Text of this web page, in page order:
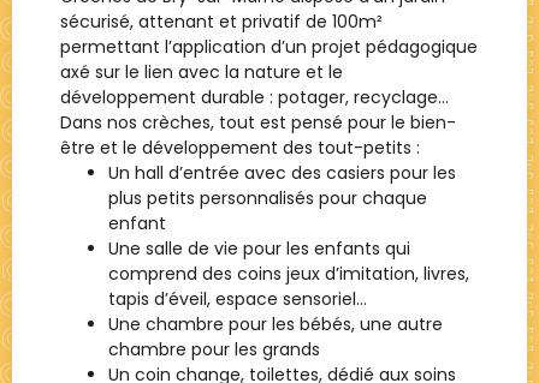
sécurisé, attenant et privatif de 100m²
permettant l’application d’un projet pédagogique
axé sur le lien avec la nature et le
développement durable : potager, recyclage…
Dans nos crèches, tout est pensé pour le bien-
être et le développement des tout-petits :
Un hall d’entrée avec des casiers pour les
plus petits personnalisés pour chaque
enfant
Une salle de vie pour les enfants qui
comprend des coins jeux d’imitation, livres,
tapis d’éveil, espace sensoriel…
Une chambre pour les bébés, une autre
chambre pour les grands
Un coin change, toilettes, dédié aux soins